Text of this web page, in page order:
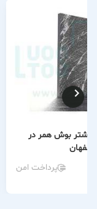
بوش همر در
اصفهان
پرداخت امن